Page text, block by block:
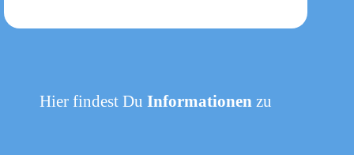
Hier findest DuInformationen zu